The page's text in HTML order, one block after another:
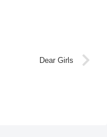
Dear Girls